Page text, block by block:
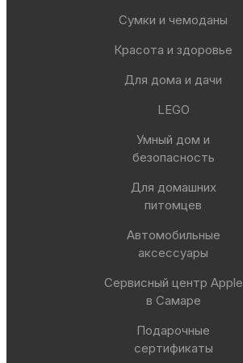
Сумки и чемоданы
Красота и здоровье
Для дома и дачи
LEGO
Умный дом и
безопасность
Для домашних
питомцев
Автомобильные
аксессуары
Сервисный центр Apple
в Самаре
Подарочные
сертификаты